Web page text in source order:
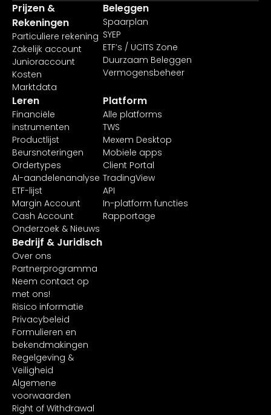
Prijzen &
Rekeningen
Particuliere rekening
Zakelijk account
Junioraccount
Kosten
Marktdata
Beleggen
Spaarplan
SYEP
ETF’s / UCITS Zone
Duurzaam Beleggen
Vermogensbeheer
Leren
Financiële
instrumenten
Productlijst
Beursnoteringen
Ordertypes
AI-aandelenanalyse
ETF-lijst
Margin Account
Cash Account
Onderzoek & Nieuws
Platform
Alle platforms
TWS
Mexem Desktop
Mobiele apps
Client Portal
TradingView
API
In-platform functies
Rapportage
Bedrijf & Juridisch
Over ons
Partnerprogramma
Neem contact op
met ons!
Risico informatie
Privacybeleid
Formulieren en
bekendmakingen
Regelgeving &
Veiligheid
Algemene
voorwaarden
Right of Withdrawal